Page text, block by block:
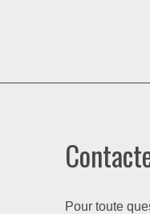
Pour toute